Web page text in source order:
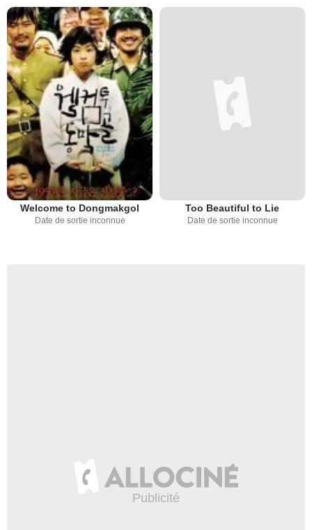
Welcome to Dongmakgol
Date de sortie inconnue
Too Beautiful to Lie
Date de sortie inconnue